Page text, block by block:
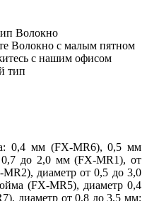
Волокно
Волокно с малым пятном
с нашим офисом
тип
0,4 мм (FX-MR6), 0,5 мм
до 2,0 мм (FX-MR1), от
диаметр от 0,5 до 3,0
(FX-MR5), диаметр 0,4
диаметр от 0,8 до 3,5 мм;